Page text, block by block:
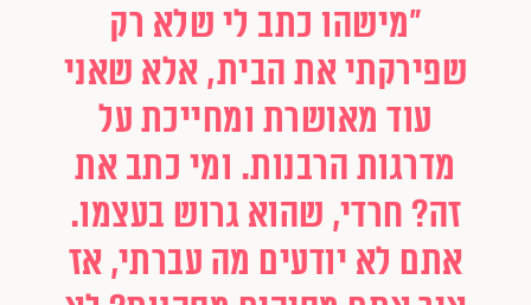
"מישהו כתב לי שלא רק
שפירקתי את הבית, אלא שאני
עוד מאושרת ומחייכת על
מדרגות הרבנות. ומי כתב את
זה? חרדי, שהוא גרוש בעצמו.
אתם לא יודעים מה עברתי, אז